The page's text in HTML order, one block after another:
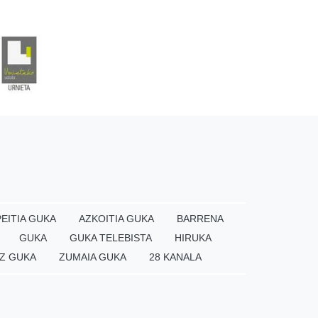
GUKA AZKOITIA GUKA
BARRENA
GUKA GUKA TELEBISTA
HIRUKA
GUKA ZUMAIA GUKA 28 KANALA